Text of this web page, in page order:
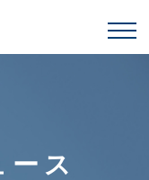
ース